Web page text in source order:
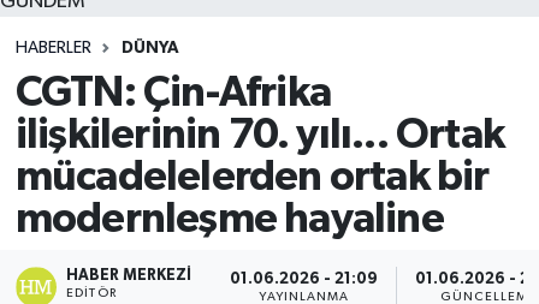
HABERLER DÜNYA
CGTN: Çin-Afrika
ilişkilerinin 70. yılı... Ortak
mücadelelerden ortak bir
modernleşme hayaline
HABER MERKEZI
EDITÖR
01.06.2026 - 21:09
YAYINLANMA
01.06.2026 -
GÜNCELLEME